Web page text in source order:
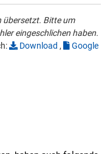
übersetzt. Bitte um
eingeschlichen haben.
Download ,
Google